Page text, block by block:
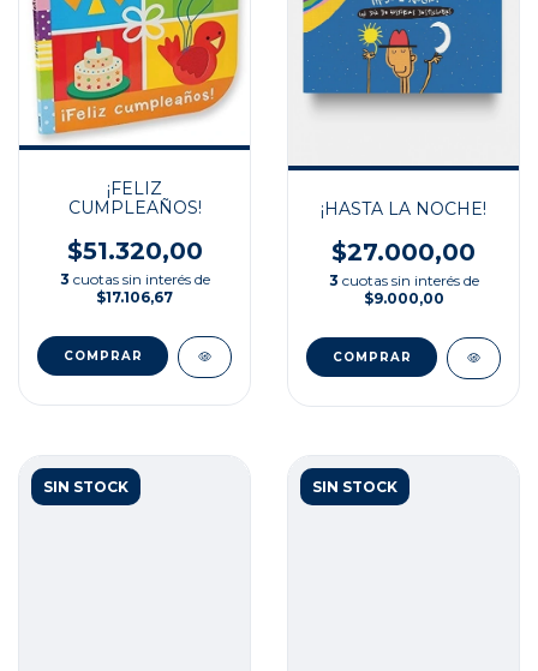
¡FELIZ
CUMPLEAÑOS!
$51.320,00
3 cuotas sin interés de
$17.106,67
¡HASTA LA NOCHE!
$27.000,00
3 cuotas sin interés de
$9.000,00
SIN STOCK SIN STOCK